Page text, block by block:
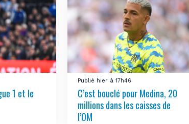
1 et le
Publié hier à 17h46
C’est bouclé pour Medina, 20
millions dans les caisses de
l’OM